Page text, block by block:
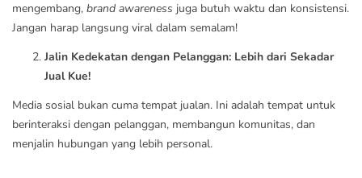
mengembang, brand awareness juga butuh waktu dan konsistensi.
Jangan harap langsung viral dalam semalam!
Jalin Kedekatan dengan Pelanggan: Lebih dari Sekadar
Jual Kue!
Media sosial bukan cuma tempat jualan. Ini adalah tempat untuk
berinteraksi dengan pelanggan, membangun komunitas, dan
menjalin hubungan yang lebih personal.